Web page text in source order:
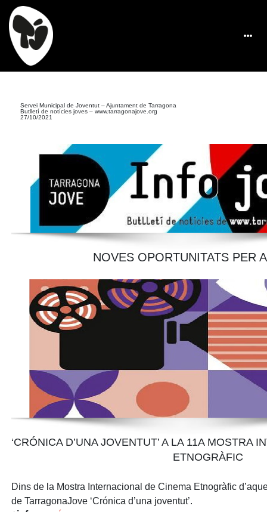
Servei Municipal de Joventut – Ajuntament de Tarragona
Butlletí de notícies joves – www.tarragonajove.org
27/10/2021
NOVES OPORTUNITATS PER
‘CRÓNICA D’UNA JOVENTUT’ A LA 11A MOSTRA
ETNOGRÀFIC
Dins de la Mostra Internacional de Cinema Etnogràfic
de TarragonaJove ‘Crónica d’una joventut’.